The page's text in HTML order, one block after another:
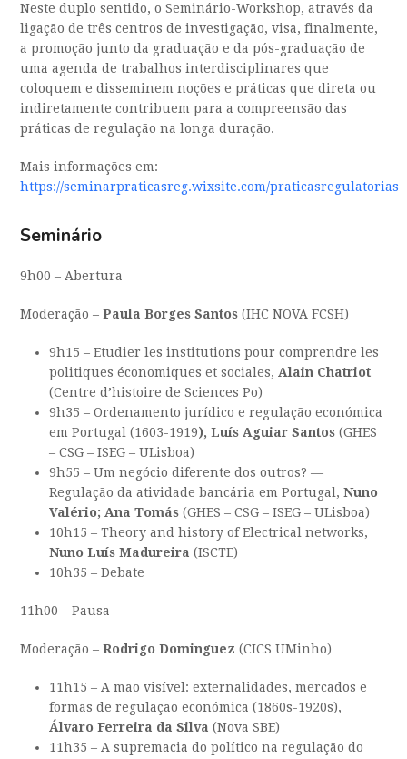
Neste duplo sentido, o Seminário-Workshop, através da
ligação de três centros de investigação, visa, finalmente,
a promoção junto da graduação e da pós-graduação de
uma agenda de trabalhos interdisciplinares que
coloquem e disseminem noções e práticas que direta ou
indiretamente contribuem para a compreensão das
práticas de regulação na longa duração.
Mais informações em:
https://seminarpraticasreg.wixsite.com/praticasregulatorias
Seminário
9h00 – Abertura
Moderação –Paula Borges Santos (IHC NOVA FCSH)
9h15 – Etudier les institutions pour comprendre les
politiques économiques et sociales,Alain Chatriot
(Centre d’histoire de Sciences Po)
9h35 – Ordenamento jurídico e regulação económica
em Portugal (1603-1919), Luís Aguiar Santos (GHES
– CSG – ISEG – ULisboa)
9h55 – Um negócio diferente dos outros? —
Regulação da atividade bancária em Portugal,Nuno
Valério; Ana Tomás (GHES – CSG – ISEG – ULisboa)
10h15 – Theory and history of Electrical networks,
Nuno Luís Madureira (ISCTE)
10h35 – Debate
11h00 – Pausa
Moderação –Rodrigo Dominguez (CICS UMinho)
11h15 – A mão visível: externalidades, mercados e
formas de regulação económica (1860s-1920s),
Álvaro Ferreira da Silva (Nova SBE)
11h35 – A supremacia do político na regulação do